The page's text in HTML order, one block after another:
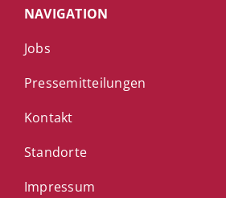
NAVIGATION
Jobs
Pressemitteilungen
Kontakt
Standorte
Impressum